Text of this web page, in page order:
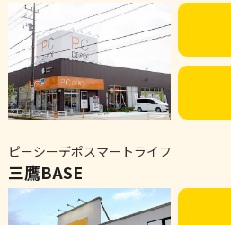
ピーシーデポスマートライフ
三鷹BASE